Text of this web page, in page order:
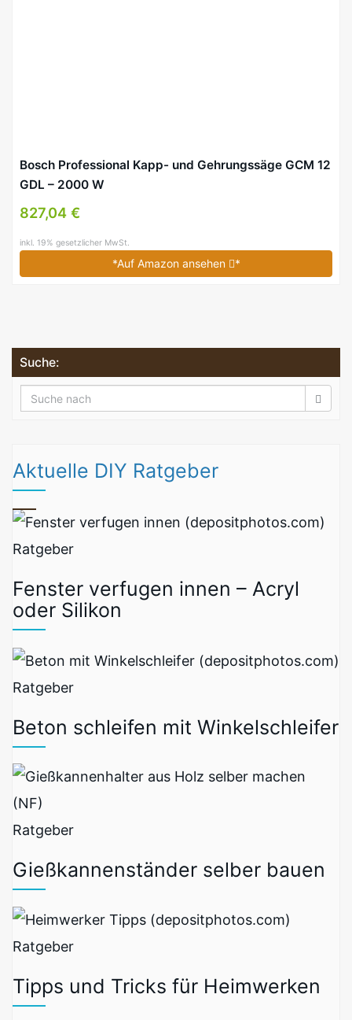
Bosch Professional Kapp- und Gehrungssäge GCM 12
GDL – 2000 W
827,04 €
inkl. 19% gesetzlicher MwSt.
*Auf Amazon ansehen *
Suche:
Aktuelle DIY Ratgeber
Ratgeber
Fenster verfugen innen – Acryl
oder Silikon
Ratgeber
Beton schleifen mit Winkelschleifer
Ratgeber
Gießkannenständer selber bauen
Ratgeber
Tipps und Tricks für Heimwerken